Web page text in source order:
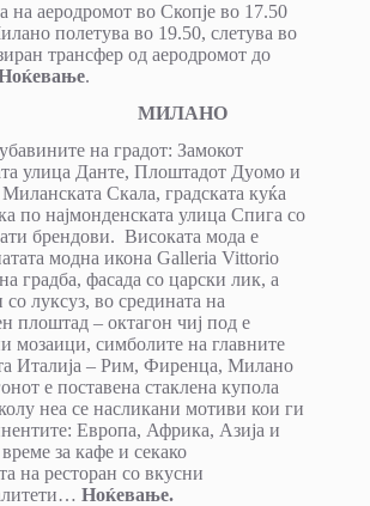
на аеродромот во Скопје во 17.50
полетува во 19.50, слетува во
трансфер од аеродромот до
.
МИЛАНО
на градот: Замокот
улица Данте, Плоштадот Дуомо и
Скала, градската куќа
по најмонденската улица Спига со
брендови. Високата мода е
модна икона Galleria Vittorio
градба, фасада со царски лик, а
луксуз, во средината на
плоштад – октагон чиј под е
мозаици, симболите на главните
Италија – Рим, Фиренца, Милано
е поставена стаклена купола
неа се насликани мотиви кои ги
Европа, Африка, Азија и
за кафе и секако
на ресторан со вкусни
Ноќевање.